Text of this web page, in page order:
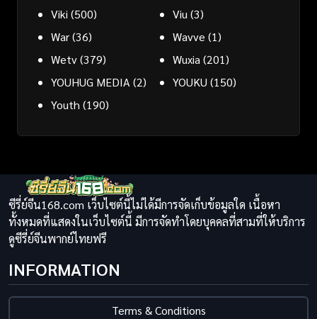
Viki (500) Viu(3)
War(36) Wavve (1)
Wetv(379) Wuxia(201)
YOUHUG MEDIA(2) YOUKU (150)
Youth (190)
ซีรี่ย์จีน168.com เว็บไซต์นี้ไม่ได้มีการจัดเก็บข้อมูลใด เนื้อหา
ทั้งหมดที่แสดงในเว็บไซต์นี้ มีการจัดทำโดยบุคคลที่สามที่ให้บริการ
ดูซีรี่ย์จีนพากย์ไทยฟรี
INFORMATION
Terms & Conditions